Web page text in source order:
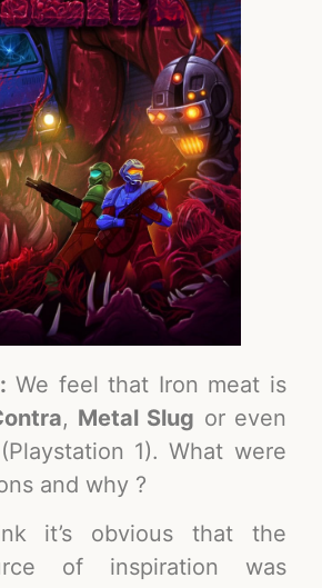
We feel that Iron meat is
, Metal Slug or even
(Playstation 1). What were
and why ?
it’s obvious that the
of inspiration was